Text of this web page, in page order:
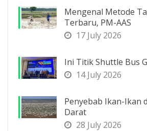
Mengenal Metode
Terbaru, PM-AAS
17 July 2026
Ini Titik Shuttle Bus
14 July 2026
Penyebab Ikan-Ikan
Darat
28 July 2026